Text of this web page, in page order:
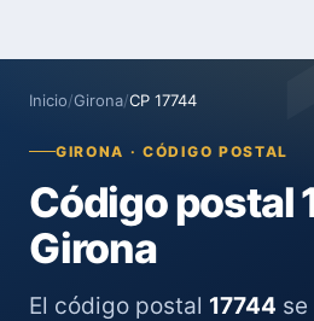
Inicio/Girona/CP 17744
GIRONA · CÓDIGO POSTAL
Código postal
Girona
El código postal 17744